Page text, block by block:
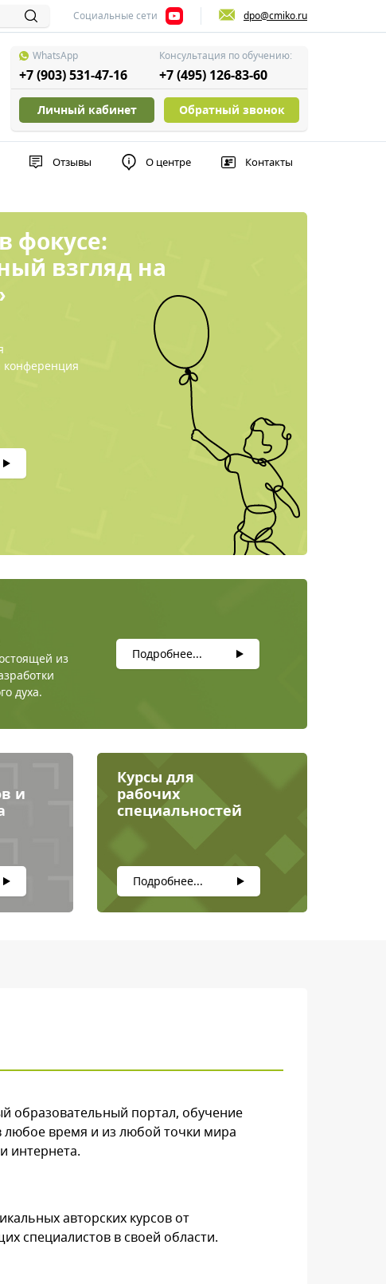
Социальные сети dpo@cmiko.ru
WhatsApp
+7 (903) 531-47-16
Консультация по обучению:
+7 (495) 126-83-60
Личный кабинет Обратный звонок
Отзывы О центре Контакты
фокусе:
взгляд на
из
духа.
Подробнее...
и
Курсы для
рабочих
специальностей
Подробнее...
образовательный портал, обучение
время и из любой точки мира
интернета.
авторских курсов от
специалистов в своей области.